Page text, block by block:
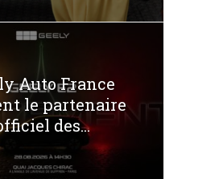
Auto France
le partenaire
des...